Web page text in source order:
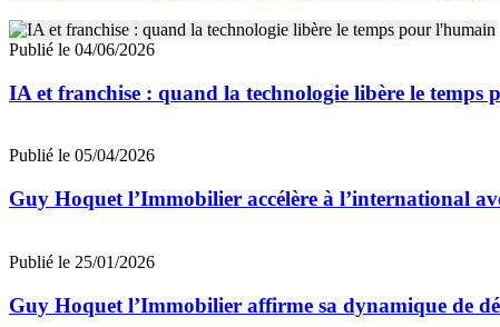
Publié le 04/06/2026
IA et franchise : quand la technologie libère le temps
Publié le 05/04/2026
Guy Hoquet l’Immobilier accélère à l’international
Publié le 25/01/2026
Guy Hoquet l’Immobilier affirme sa dynamique de